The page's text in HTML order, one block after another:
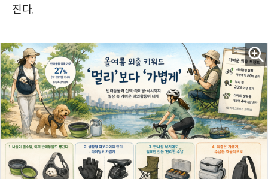
진다.